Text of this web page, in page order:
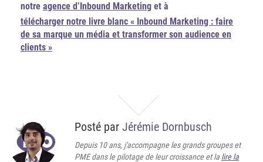
notre agence d’Inbound Marketing et à
télécharger notre livre blanc « Inbound Marketing : faire
de sa marque un média et transformer son audience en
clients »
Posté par Jérémie Dornbusch
Depuis 10 ans, j'accompagne les grands groupes et
PME dans le pilotage de leur croissance et la lire la